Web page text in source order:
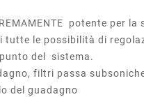
potente per la
le possibilità di
del sistema.
filtri passa
del guadagno